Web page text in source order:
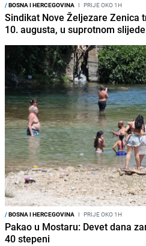
/BOSNA I HERCEGOVINA I PRIJE OKO 1H
Sindikat Nove Željezare Zenica
10. augusta, u suprotnom
/BOSNA I HERCEGOVINA I PRIJE OKO 1H
Pakao u Mostaru: Devet dana
40 stepeni